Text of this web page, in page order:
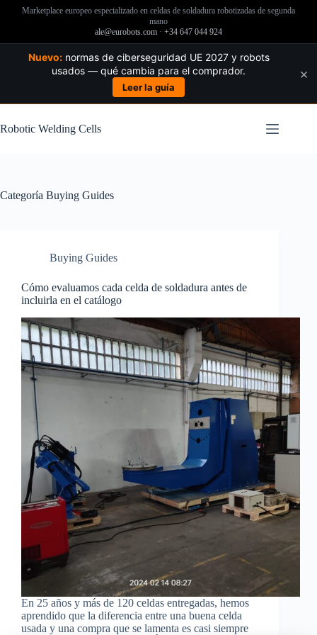
Marketplace europeo especializado en celdas de soldadura robotizadas de segunda
mano
ale@eurobots.com · +34 647 044 924
Nuevo:normas de ciberseguridad UE 2027 y robots
usados — qué cambia para el comprador.
Leer la guía
×
al
contenido
Robotic Welding Cells
Categoría Buying Guides
Buying Guides
Cómo evaluamos cada celda de soldadura antes de
incluirla en el catálogo
En 25 años y más de 120 celdas entregadas, hemos
aprendido que la diferencia entre una buena celda
usada y una compra que se lamenta es casi siempre